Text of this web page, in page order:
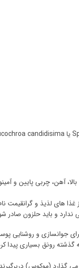
آهن، چربی پایین و
های لذیذ و گرانقیمت
ندارد و باید حلزون صادر
جوانسازی و روشنایی
رونق بسیاری پیدا